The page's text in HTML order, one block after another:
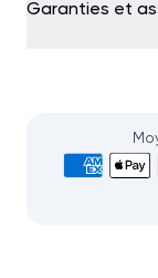
Garanties et